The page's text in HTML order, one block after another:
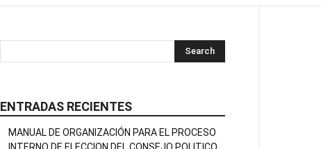
ENTRADAS RECIENTES
MANUAL DE ORGANIZACIÓN PARA EL PROCESO